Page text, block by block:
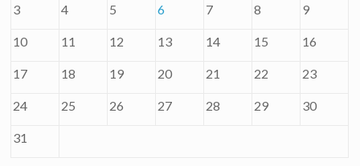
3 4 5 6 7 8 9
10 11 12 13 14 15 16
17 18 19 20 21 22 23
24 25 26 27 28 29 30
31